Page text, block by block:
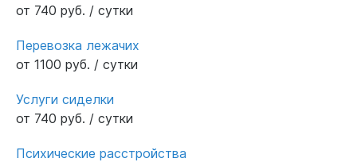
от 740 руб. / сутки
Перевозка лежачих
от 1100 руб. / сутки
Услуги сиделки
от 740 руб. / сутки
Психические расстройства